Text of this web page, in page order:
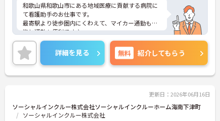
和歌山県和歌山市にある地域医療に貢献する病院に
て看護助手のお仕事です。
最寄駅より徒歩圏内にくわえて、マイカー通勤も可
能と通勤も便利です♪
ご興味ある方には、面接対策ポイントなど、さらに
詳細をお話しいたしますのでお気軽にご相談くださ
い。
詳細を見る 無料 紹介してもらう
更新日：2026年06月16日
ソーシャルインクルー株式会社ソーシャルインクルーホーム海南下津町
ソーシャルインクルー株式会社